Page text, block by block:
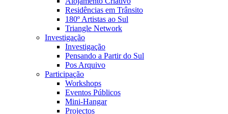
Residências em Trânsito
180º Artistas ao Sul
Triangle Network
Investigação
Investigação
Pensando a Partir do Sul
Pos Arquivo
Participação
Workshops
Eventos Públicos
Mini-Hangar
Projectos